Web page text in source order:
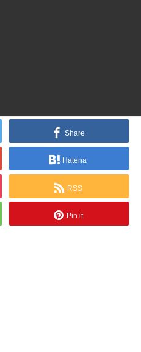
Share
Hatena
RSS
Pin it